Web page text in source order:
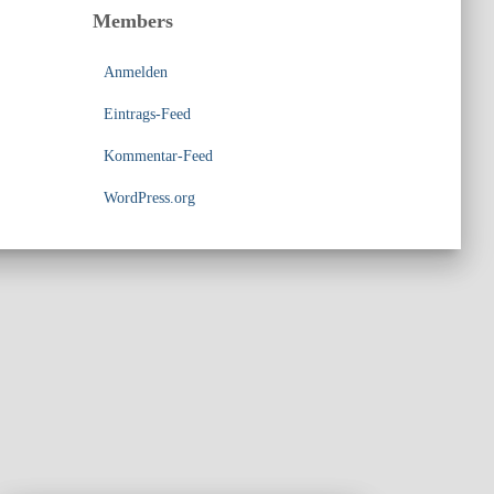
Members
Anmelden
Eintrags-Feed
Kommentar-Feed
WordPress.org